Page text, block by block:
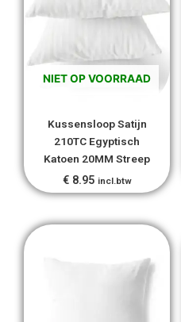
NIET OP VOORRAAD
Kussensloop Satijn
210TC Egyptisch
Katoen 20MM Streep
€8.95 incl.btw